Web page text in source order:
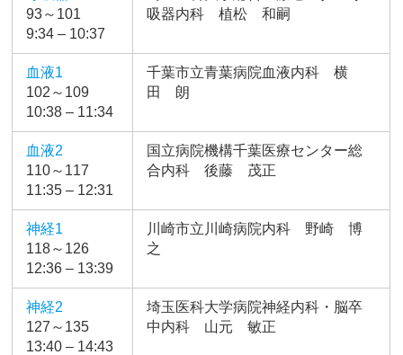
93～101
9:34 – 10:37
吸器内科 植松 和嗣
血液1
102～109
10:38 – 11:34
千葉市立青葉病院血液内科 横
田 朗
血液2
110～117
11:35 – 12:31
国立病院機構千葉医療センター総
合内科 後藤 茂正
神経1
118～126
12:36 – 13:39
川崎市立川崎病院内科 野崎 博
之
神経2
127～135
13:40 – 14:43
埼玉医科大学病院神経内科・脳卒
中内科 山元 敏正